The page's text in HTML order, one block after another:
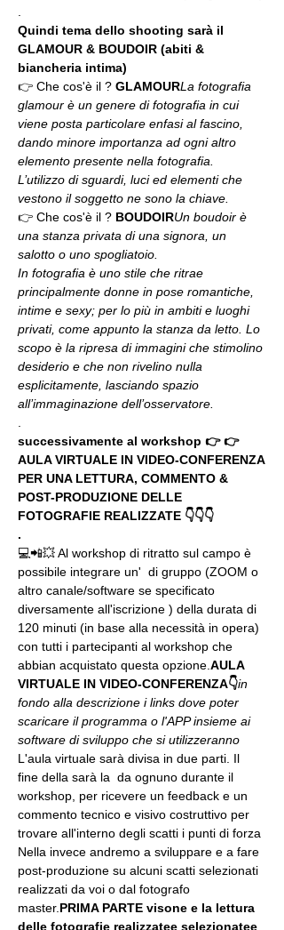
Quindi tema dello shooting sarà il
GLAMOUR & BOUDOIR (abiti &
biancheria intima)
👉 Che cos'è il ? GLAMOURLa fotografia
glamour è un genere di fotografia in cui
viene posta particolare enfasi al fascino,
dando minore importanza ad ogni altro
elemento presente nella fotografia.
L’utilizzo di sguardi, luci ed elementi che
vestono il soggetto ne sono la chiave.
👉 Che cos'è il ? BOUDOIRUn boudoir è
una stanza privata di una signora, un
salotto o uno spogliatoio.
In fotografia è uno stile che ritrae
principalmente donne in pose romantiche,
intime e sexy; per lo più in ambiti e luoghi
privati, come appunto la stanza da letto. Lo
scopo è la ripresa di immagini che stimolino
desiderio e che non rivelino nulla
esplicitamente, lasciando spazio
all’immaginazione dell’osservatore.
successivamente al workshop 👉 👉
AULA VIRTUALE IN VIDEO-CONFERENZA
PER UNA LETTURA, COMMENTO &
POST-PRODUZIONE DELLE
FOTOGRAFIE REALIZZATE 👇👇👇
.
💻📲💥 Al workshop di ritratto sul campo è
possibile integrare un' di gruppo (ZOOM o
altro canale/software se specificato
diversamente all'iscrizione ) della durata di
120 minuti (in base alla necessità in opera)
con tutti i partecipanti al workshop che
abbian acquistato questa opzione. AULA
VIRTUALE IN VIDEO-CONFERENZA👇in
fondo alla descrizione i links dove poter
scaricare il programma o l'APP insieme ai
software di sviluppo che si utilizzeranno
L'aula virtuale sarà divisa in due parti. Il
fine della sarà la da ognuno durante il
workshop, per ricevere un feedback e un
commento tecnico e visivo costruttivo per
trovare all'interno degli scatti i punti di forza
Nella invece andremo a sviluppare e a fare
post-produzione su alcuni scatti selezionati
realizzati da voi o dal fotografo
master. PRIMA PARTE visone e la lettura
delle fotografie realizzatee selezionatee